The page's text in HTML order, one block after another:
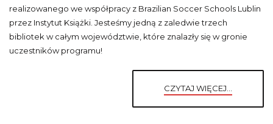
realizowanego we współpracy z Brazilian Soccer Schools Lublin
przez Instytut Książki. Jesteśmy jedną z zaledwie trzech
bibliotek w całym województwie, które znalazły się w gronie
uczestników programu!
CZYTAJ WIĘCEJ...